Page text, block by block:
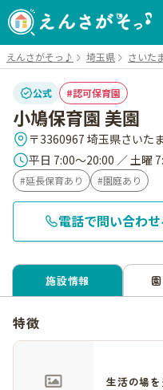
えんさがそっ♪ 埼玉県 さいた
公式 認可保育園
小鳩保育園 美園
〒3360967 埼玉県さいた
平日 7:00～20:00 ／ 土曜
延長保育あり 園庭あり
電話で問い合わせ
施設情報
特徴
生活の場